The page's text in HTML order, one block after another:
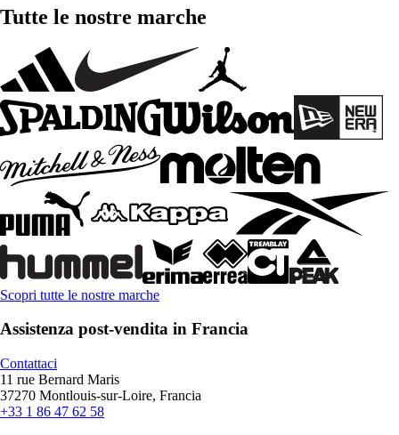
Tutte le nostre marche
Scopri tutte le nostre marche
Assistenza post-vendita in Francia
Contattaci
11 rue Bernard Maris
37270 Montlouis-sur-Loire, Francia
+33 1 86 47 62 58